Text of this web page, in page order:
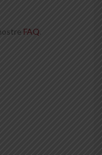
FAQ